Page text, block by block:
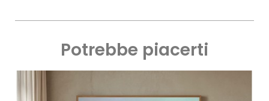
Potrebbe piacerti